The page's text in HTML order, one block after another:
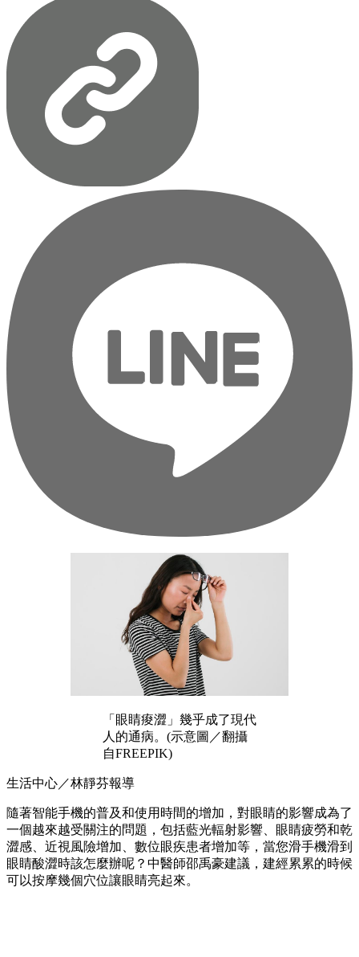
「眼睛痠澀」幾乎成了現代
人的通病。(示意圖／翻攝
自FREEPIK)
生活中心／林靜芬報導
隨著智能手機的普及和使用時間的增加，對眼睛的影響成為了
一個越來越受關注的問題，包括藍光輻射影響、眼睛疲勞和乾
澀感、近視風險增加、數位眼疾患者增加等，當您滑手機滑到
眼睛酸澀時該怎麼辦呢？中醫師邵禹豪建議，建經累累的時候
可以按摩幾個穴位讓眼睛亮起來。